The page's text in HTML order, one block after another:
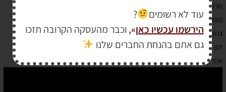
חרמש גיזום
מפוח
גוזם שיחים
זמן אספקה : עד 10 ימי עסקים.
אחריות : יבואן רשמי סמיקום
עוד לא רשומים
?
הירשמו עכשיו כאן»
, וכבר מהעסקה הקרובה תזכו
גם אתם בהנחת החברים שלנו